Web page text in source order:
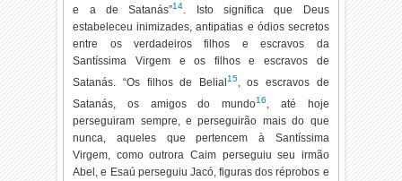
e a de Satanás”14. Isto significa que Deus
estabeleceu inimizades, antipatias e ódios secretos
entre os verdadeiros filhos e escravos da
Santíssima Virgem e os filhos e escravos de
Satanás. “Os filhos de Belial 15, os escravos de
Satanás, os amigos do mundo16, até hoje
perseguiram sempre, e perseguirão mais do que
nunca, aqueles que pertencem à Santíssima
Virgem, como outrora Caim perseguiu seu irmão
Abel, e Esaú perseguiu Jacó, figuras dos réprobos e